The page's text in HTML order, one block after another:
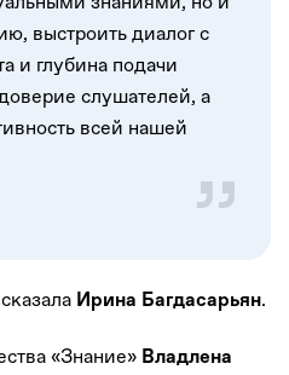
выстроить диалог с
и глубина подачи
слушателей, а
всей нашей
Ирина Багдасарьян.
«Знание» Владлена